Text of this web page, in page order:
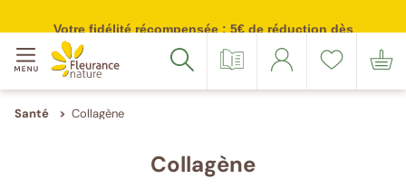
Accéder à : navigation
Accéder à : contenu principal
Accéder à : pied de page
Votre fidélité récompensée : 5€ de réduction dès
100 points cumulés
connecter
de
souhaits
panier
Santé Collagène
Collagène
email
(Format
exemple@gmail.com)
confirmer
votre
e-
inscription
sur
Facebook
sur
Instagram